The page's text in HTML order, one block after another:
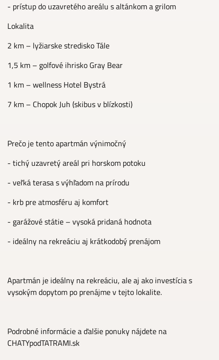
- prístup do uzavretého areálu s altánkom a grilom
Lokalita
2 km – lyžiarske stredisko Tále
1,5 km – golfové ihrisko Gray Bear
1 km – wellness Hotel Bystrá
7 km – Chopok Juh (skibus v blízkosti)
Prečo je tento apartmán výnimočný
- tichý uzavretý areál pri horskom potoku
- veľká terasa s výhľadom na prírodu
- krb pre atmosféru aj komfort
- garážové státie – vysoká pridaná hodnota
- ideálny na rekreáciu aj krátkodobý prenájom
Apartmán je ideálny na rekreáciu, ale aj ako investícia s
vysokým dopytom po prenájme v tejto lokalite.
Podrobné informácie a ďalšie ponuky nájdete na
CHATYpodTATRAMI.sk